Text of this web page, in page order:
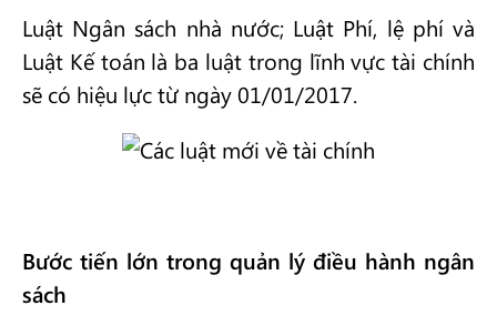
Luật Ngân sách nhà nước; Luật Phí, lệ phí và
Luật Kế toán là ba luật trong lĩnh vực tài chính
sẽ có hiệu lực từ ngày 01/01/2017.
Bước tiến lớn trong quản lý điều hành ngân
sách